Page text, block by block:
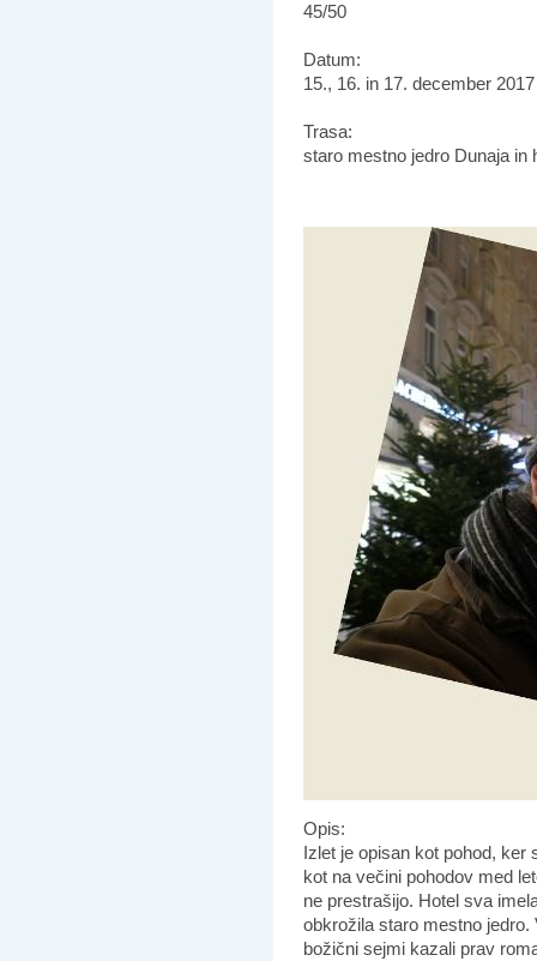
45/50
Datum:
15., 16. in 17. december 2017
Trasa:
staro mestno jedro Dunaja in
Opis:
Izlet je opisan kot pohod, ker
kot na večini pohodov med
ne prestrašijo. Hotel sva
obkrožila staro mestno
božični sejmi kazali prav